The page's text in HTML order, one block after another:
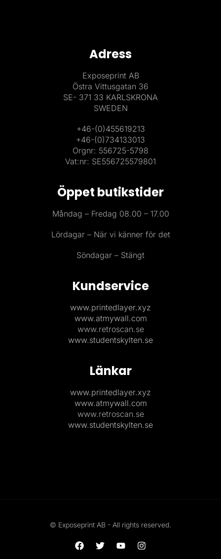
Adress
Exposeprint AB
Östra Vittusgatan 36
SE- 371 33 KARLSKRONA
SWEDEN
+46-(0)455619213
+46-(0)734133013
Orgnr: 556725-5798
Vat:nr: SE556725579801
Öppet butikstider
Måndag – Fredag 08.00 – 17.00
Lördagar – När vi känner för det
Söndagar – Stängt
Kundservice
www.printedlayer.xyz
www.atmywall.com
www.retroscan.se
www.studentskylten.se
Länkar
www.printedlayer.xyz
www.atmywall.com
www.retroscan.se
www.studentskylten.se
© Exposeprint AB - All rights reserved.